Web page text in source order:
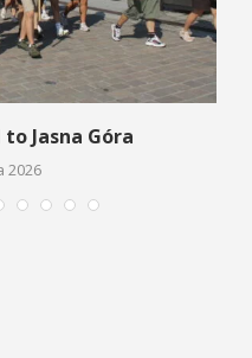
Jasna Góra
2026